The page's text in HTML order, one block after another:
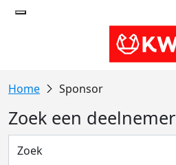
Sponsor
Zoek een deelnemer